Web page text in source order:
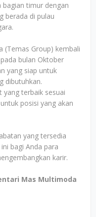
bagian timur dengan
berada di pulau
(Temas Group) kembali
bulan Oktober
yang siap untuk
dibutuhkan.
yang terbaik sesuai
posisi yang akan
yang tersedia
bagi Anda para
karir.
Mas Multimoda